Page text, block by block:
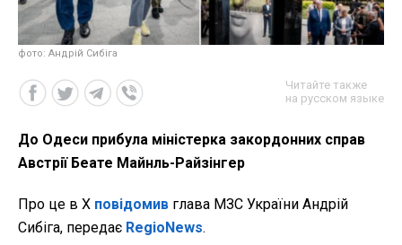
фото: Андрій Сибіга
Читайте также
на русском языке
До Одеси прибула міністерка закордонних справ
Австрії Беате Майнль-Райзінгер
Про це в Х повідомив глава МЗС України Андрій
Сибіга, передає RegioNews.